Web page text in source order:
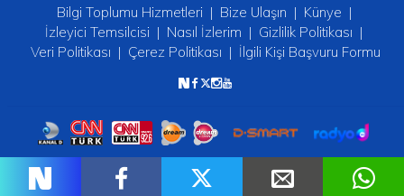
Bilgi Toplumu Hizmetleri Bize Ulaşın
Künye
İzleyici Temsilcisi
Nasıl İzlerim
Gizlilik Politikası
Veri Politikası
Çerez Politikası İlgili Kişi Başvuru Formu